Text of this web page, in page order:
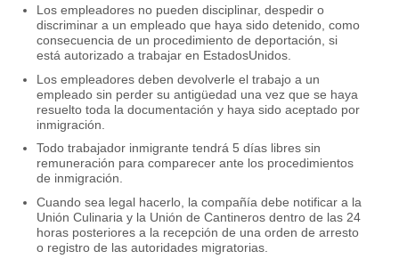
Los empleadores no pueden disciplinar, despedir o
discriminar a un empleado que haya sido detenido, como
consecuencia de un procedimiento de deportación, si
está autorizado a trabajar en EstadosUnidos.
Los empleadores deben devolverle el trabajo a un
empleado sin perder su antigüedad una vez que se haya
resuelto toda la documentación y haya sido aceptado por
inmigración.
Todo trabajador inmigrante tendrá 5 días libres sin
remuneración para comparecer ante los procedimientos
de inmigración.
Cuando sea legal hacerlo, la compañía debe notificar a la
Unión Culinaria y la Unión de Cantineros dentro de las 24
horas posteriores a la recepción de una orden de arresto
o registro de las autoridades migratorias.